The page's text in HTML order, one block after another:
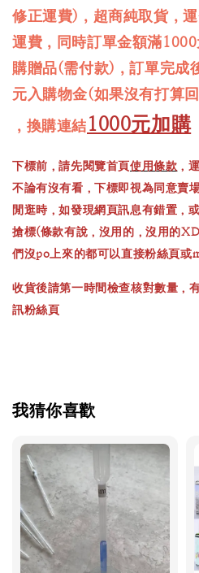
修正運費)，超商純取貨，
運費，同時訂單金額滿
購贈品(需付款)，訂單完成
元入購物金(如果沒有打算
，換購連結1000元加購
下標前，請先閱覽首頁使用條款 ，
不論有沒有看，下標即視為同意賣
閒逛時，如發現網頁訊息有錯置，
搶標(條款有說，沒用的，沒用的
們沒po上來的都可以直接粉絲頁或
收貨後請第一時間檢查核對數量，
訊粉絲頁
我猜你喜歡